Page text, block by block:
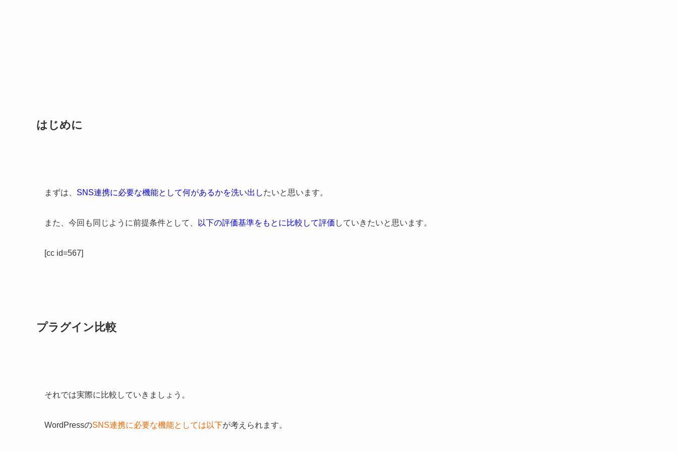
はじめに
まずは、 SNS連携に必要な機能として何があるかを洗い出したいと思います。
また、今回も同じように前提条件として、 以下の評価基準をもとに比較して評価 していきたいと思います。
[cc id=567]
プラグイン比較
それでは実際に比較していきましょう。
WordPressのSNS連携に必要な機能としては以下が考えられます。